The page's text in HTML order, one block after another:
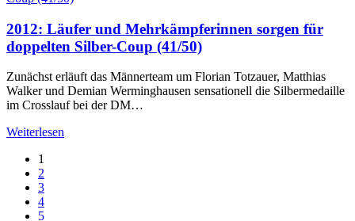
2012: Läufer und Mehrkämpferinnen sorgen für
doppelten Silber-Coup (41/50)
Zunächst erläuft das Männerteam um Florian Totzauer, Matthias
Walker und Demian Werminghausen sensationell die Silbermedaille
im Crosslauf bei der DM…
Weiterlesen
1
2
3
4
5